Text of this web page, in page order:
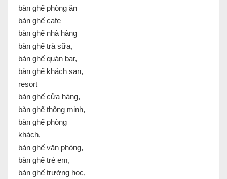
bàn ghế phòng ăn
bàn ghế cafe
bàn ghế nhà hàng
bàn ghế trà sữa,
bàn ghế quán bar,
bàn ghế khách sạn,
resort
bàn ghế cửa hàng,
bàn ghế thông minh,
bàn ghế phòng
khách,
bàn ghế văn phòng,
bàn ghế trẻ em,
bàn ghế trường học,